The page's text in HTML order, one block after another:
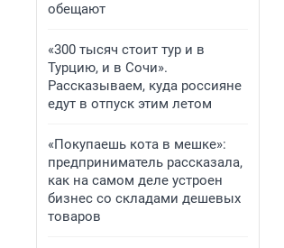
обещают
«300 тысяч стоит тур и в
Турцию, и в Сочи».
Рассказываем, куда россияне
едут в отпуск этим летом
«Покупаешь кота в мешке»:
предприниматель рассказала,
как на самом деле устроен
бизнес со складами дешевых
товаров